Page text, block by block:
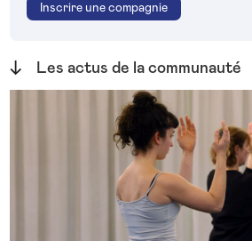
Inscrire une compagnie
Les actus de la communauté